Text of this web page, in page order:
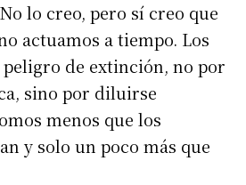
lo creo, pero sí creo que
actuamos a tiempo. Los
de extinción, no por
sino por diluirse
menos que los
y solo un poco más que